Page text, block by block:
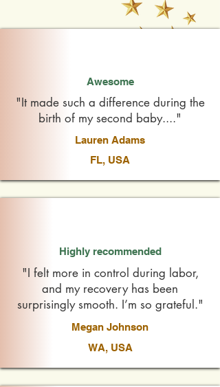
Awesome
"It made such a difference during the
birth of my second baby...."
Lauren Adams
FL, USA
Highly recommended
"I felt more in control during labor,
and my recovery has been
surprisingly smooth. I’m so grateful."
Megan Johnson
WA, USA